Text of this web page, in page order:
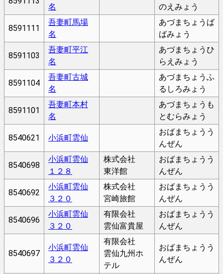
名
のえみょう
8591111
吾妻町馬場
名
あづまちょうば
ばみょう
8591103
吾妻町平江
名
あづまちょうひ
らえみょう
8591104
吾妻町古城
名
あづまちょうふ
るしろみょう
8591101
吾妻町本村
名
あづまちょうも
とむらみょう
8540621 小浜町雲仙
おばまちょうう
んぜん
8540698
小浜町雲仙
１２８
株式会社
東洋館
おばまちょうう
んぜん
8540692
小浜町雲仙
３２０
株式会社
宮崎旅館
おばまちょうう
んぜん
8540696
小浜町雲仙
３２０
有限会社
雲仙富貴屋
おばまちょうう
んぜん
8540697
小浜町雲仙
３２０
有限会社
雲仙九州ホ
テル
おばまちょうう
んぜん